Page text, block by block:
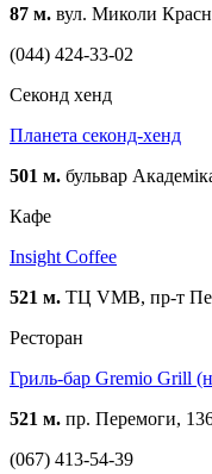
87 м. вул. Миколи
(044) 424-33-02
Cеконд хенд
Планета секонд-хенд
501 м. бульвар
Кафе
Insight Coffee
521 м. ТЦ VMB, пр-т
Ресторан
Гриль-бар Gremio Grill
521 м. пр. Перемоги,
(067) 413-54-39